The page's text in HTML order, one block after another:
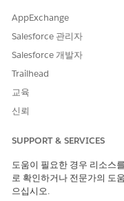
다음 사항도 참조:
Experience 템플릿
Salesforce
AppExchange
Salesforce 관리자
Salesforce 개발자
Trailhead
교육
신뢰
SUPPORT & SERVICES
도움이 필요한 경우 리소스
로 확인하거나 전문가의 도
으십시오.